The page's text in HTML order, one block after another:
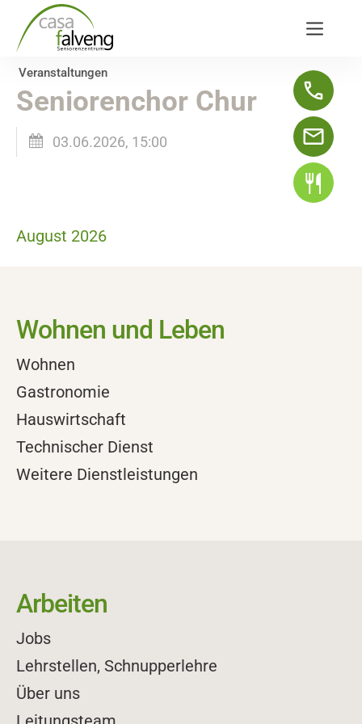
Veranstaltungen
Seniorenchor Chur
03.06.2026, 15:00
August 2026
Wohnen und Leben
Wohnen
Gastronomie
Hauswirtschaft
Technischer Dienst
Weitere Dienstleistungen
Arbeiten
Jobs
Lehrstellen, Schnupperlehre
Über uns